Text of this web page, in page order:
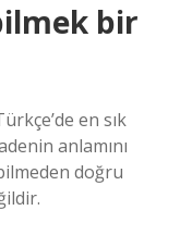
bir
en sık
anlamını
doğru